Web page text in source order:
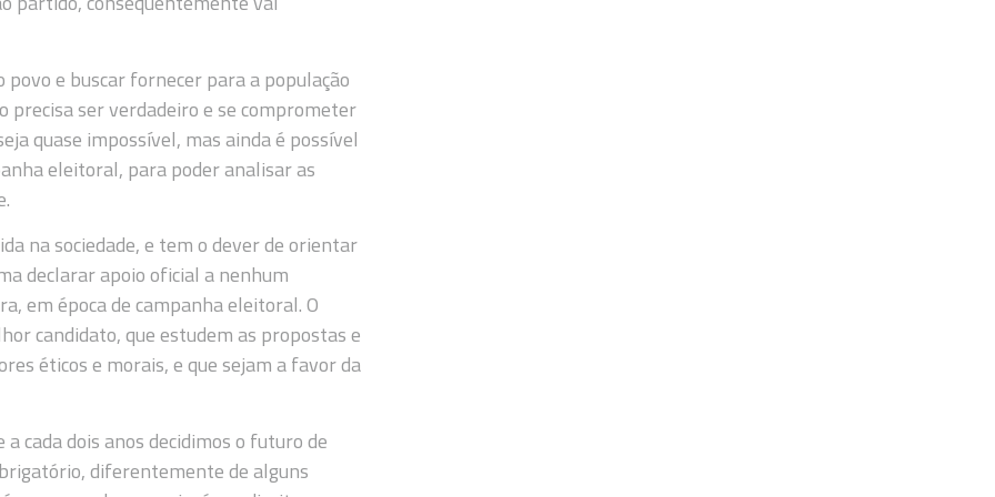
e buscar fornecer para a população
precisa ser verdadeiro e se comprometer
quase impossível, mas ainda é possível
eleitoral, para poder analisar as
na sociedade, e tem o dever de orientar
declarar apoio oficial a nenhum
em época de campanha eleitoral. O
candidato, que estudem as propostas e
éticos e morais, e que sejam a favor da
cada dois anos decidimos o futuro de
diferentemente de alguns